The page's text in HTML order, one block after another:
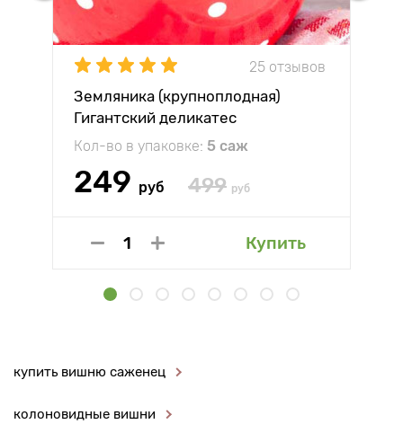
25 отзывов
Земляника (крупноплодная)
Гигантский деликатес
Кол-во в упаковке: 5 саж
249 руб 499 руб
Купить
купить вишню саженец
колоновидные вишни